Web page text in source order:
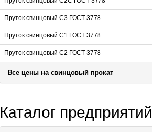
Пруток свинцовый С3 ГОСТ 3778
Пруток свинцовый С1 ГОСТ 3778
Пруток свинцовый С2 ГОСТ 3778
Все цены на свинцовый прокат
Каталог предприятий